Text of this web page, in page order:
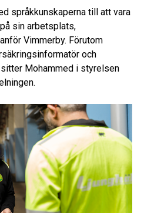
språkkunskaperna till att vara
sin arbetsplats,
Vimmerby. Förutom
och
Mohammed i styrelsen